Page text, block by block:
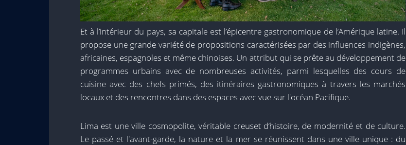
Et à l’intérieur du pays, sa capitale est l’épicentre gastronomique de l’Amérique latine. Il
propose une grande variété de propositions caractérisées par des influences indigènes,
africaines, espagnoles et même chinoises. Un attribut qui se prête au développement de
programmes urbains avec de nombreuses activités, parmi lesquelles des cours de
cuisine avec des chefs primés, des itinéraires gastronomiques à travers les marchés
locaux et des rencontres dans des espaces avec vue sur l'océan Pacifique.
Lima est une ville cosmopolite, véritable creuset d’histoire, de modernité et de culture.
Le passé et l'avant-garde, la nature et la mer se réunissent dans une ville unique : du